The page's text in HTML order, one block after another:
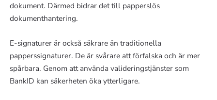
dokument. Därmed bidrar det till papperslös
dokumenthantering.
E-signaturer är också säkrare än traditionella
papperssignaturer. De är svårare att förfalska och är mer
spårbara. Genom att använda valideringstjänster som
BankID kan säkerheten öka ytterligare.